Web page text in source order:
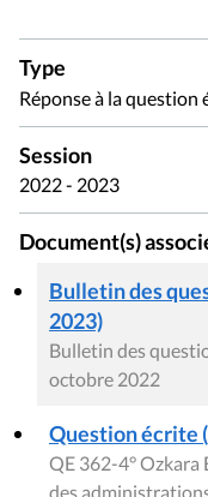
Type
Réponse à la question
Session
2022 - 2023
Document(s)
Bulletin des
2023)
Bulletin des
octobre 2022
Question écrite
QE 362-4° Ozkara
des